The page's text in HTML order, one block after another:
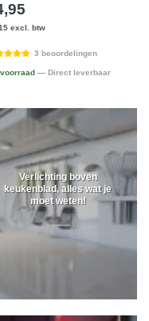
excl. btw
3 beoordelingen
— Direct leverbaar
Verlichting boven
keukenblad, alles wat je
moet weten!